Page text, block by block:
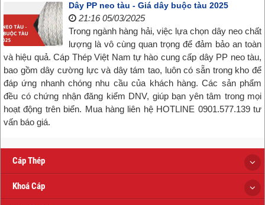
Dây PP neo tàu - Giá dây buộc tàu 2025
21:16 05/03/2025
Trong ngành hàng hải, việc lựa chọn dây neo chất
lượng là vô cùng quan trọng để đảm bảo an toàn
và hiệu quả. Cáp Thép Việt Nam tự hào cung cấp dây PP neo tàu,
bao gồm dây cường lực và dây tám tao, luôn có sẵn trong kho để
đáp ứng nhanh chóng nhu cầu của khách hàng. Các sản phẩm
đều có chứng nhận đăng kiểm DNV, giúp bạn yên tâm trong mọi
hoạt động trên biển. Mua hàng liên hệ HOTLINE 0901.577.139 tư
vấn báo giá.
Cáp Thép
Khoá Cáp